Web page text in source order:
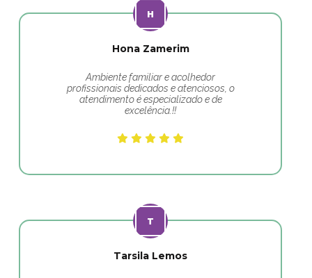
Hona Zamerim
Ambiente familiar e acolhedor
profissionais dedicados e atenciosos, o
atendimento é especializado e de
excelência.!!
Tarsila Lemos